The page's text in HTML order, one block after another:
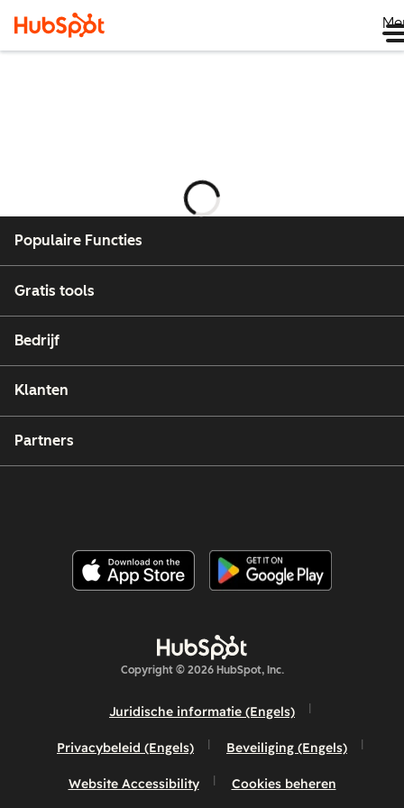
Wordt
geladen
Populaire Functies
Gratis tools
Bedrijf
Klanten
Partners
Copyright © 2026 HubSpot, Inc.
Juridische informatie (Engels)
Privacybeleid (Engels) Beveiliging (Engels)
Website Accessibility Cookies beheren